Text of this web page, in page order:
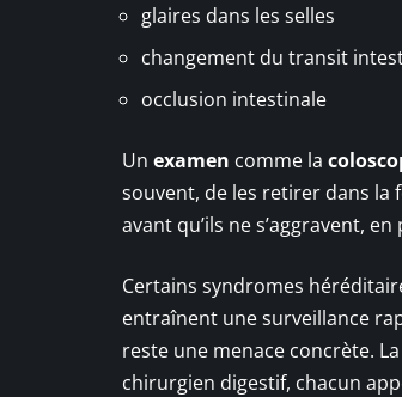
glaires dans les selles
changement du transit
occlusion intestinale
Un examen comme la
souvent, de les retirer dans la
avant qu’ils ne s’aggravent,
Certains syndromes
entraînent une surveillance
reste une menace concrète.
chirurgien digestif, chacun